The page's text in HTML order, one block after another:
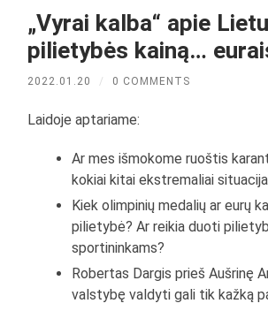
„Vyrai kalba“ apie
pilietybės kainą…
2022.01.20 / 0 COMMENTS
Laidoje aptariame:
Ar mes išmokome ruoštis
kokiai kitai ekstremaliai
Kiek olimpinių medalių ar eurų
pilietybė? Ar reikia duoti
sportininkams?
Robertas Dargis prieš Aušrinę
valstybę valdyti gali tik kažką